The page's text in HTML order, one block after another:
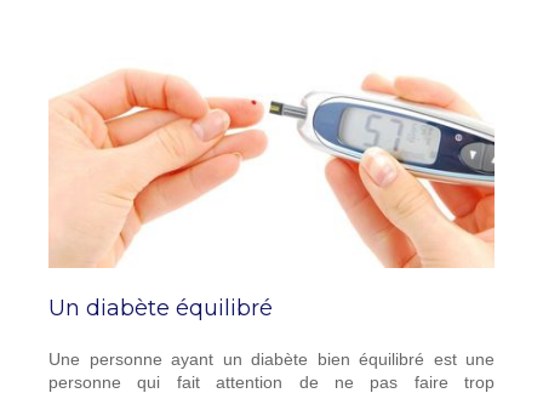
Un diabète équilibré
Une personne ayant un diabète bien équilibré est une
personne qui fait attention de ne pas faire trop